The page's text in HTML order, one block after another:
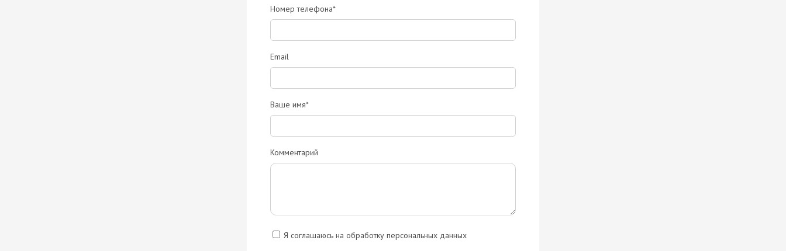
Номер телефона*
Email
Ваше имя*
Комментарий
Я соглашаюсь на обработку персональных данных